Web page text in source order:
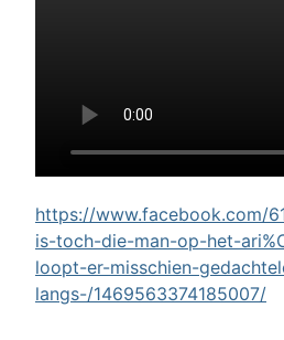
https://www.facebook.com/
is-toch-die-man-op-het-
loopt-er-misschien-
langs-/1469563374185007/